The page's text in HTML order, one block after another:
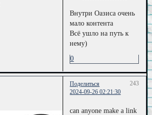
Внутри Оазиса очень
мало контента
Всё ушло на путь к
нему)
0
Поделиться
243
2024-09-26 02:21:30
can anyone make a link